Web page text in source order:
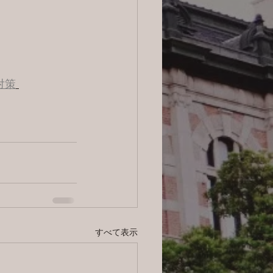
策
すべて表示